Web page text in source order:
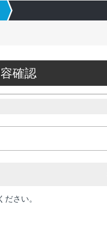
確認
さい。